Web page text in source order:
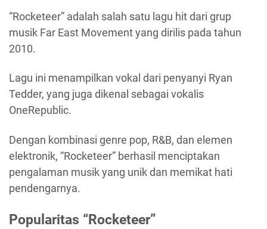
“Rocketeer” adalah salah satu lagu hit dari grup
musik Far East Movement yang dirilis pada tahun
2010.
Lagu ini menampilkan vokal dari penyanyi Ryan
Tedder, yang juga dikenal sebagai vokalis
OneRepublic.
Dengan kombinasi genre pop, R&B, dan elemen
elektronik, “Rocketeer” berhasil menciptakan
pengalaman musik yang unik dan memikat hati
pendengarnya.
Popularitas “Rocketeer”